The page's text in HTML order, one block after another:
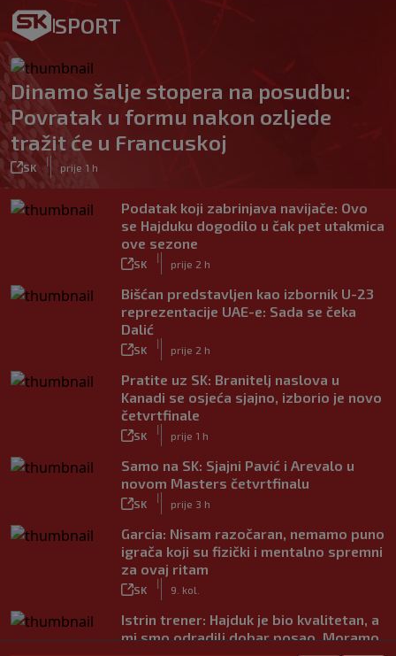
SPORT
Dinamo šalje stopera na posudbu:
Povratak u formu nakon ozljede
tražit će u Francuskoj
SK
|
prije 1 h
Podatak koji zabrinjava navijače: Ovo
se Hajduku dogodilo u čak pet utakmica
ove sezone
SK
|
prije 2 h
Bišćan predstavljen kao izbornik U-23
reprezentacije UAE-e: Sada se čeka
Dalić
SK
|
prije 2 h
Pratite uz SK: Branitelj naslova u
Kanadi se osjeća sjajno, izborio je novo
četvrtfinale
SK
|
prije 1 h
Samo na SK: Sjajni Pavić i Arevalo u
novom Masters četvrtfinalu
SK
|
prije 3 h
Garcia: Nisam razočaran, nemamo puno
igrača koji su fizički i mentalno spremni
za ovaj ritam
SK
|
9. kol.
Istrin trener: Hajduk je bio kvalitetan, a
mi smo odradili dobar posao. Moramo